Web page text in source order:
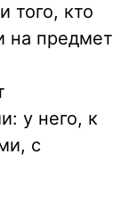
того, кто
на предмет
у него, к
с